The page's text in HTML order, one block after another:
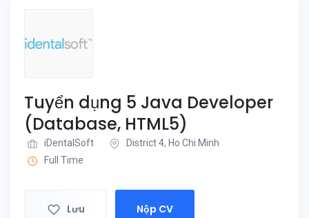
Tuyển dụng 5 Java Developer
(Database, HTML5)
iDentalSoft
District 4, Ho Chi Minh
Full Time
Lưu Nộp CV